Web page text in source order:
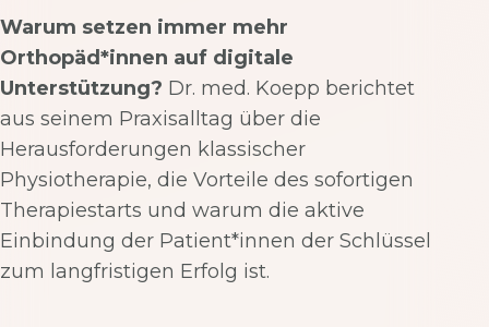
Warum setzen immer mehr
Orthopäd*innen auf digitale
Unterstützung? Dr. med. Koepp berichtet
aus seinem Praxisalltag über die
Herausforderungen klassischer
Physiotherapie, die Vorteile des sofortigen
Therapiestarts und warum die aktive
Einbindung der Patient*innen der Schlüssel
zum langfristigen Erfolg ist.